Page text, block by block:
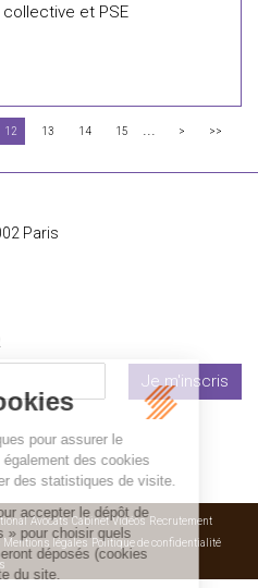
et PSE
12 13 14 15 ... > >>
Paris
Je m'inscris
Avocats Cabinet Vidéos Recrutement
Mentions légales Politique de confidentialité